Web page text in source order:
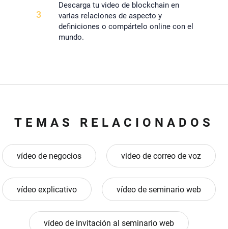
3
Descarga tu video de blockchain en
varias relaciones de aspecto y
definiciones o compártelo online con el
mundo.
TEMAS RELACIONADOS
vídeo de negocios video de correo de voz
vídeo explicativo vídeo de seminario web
vídeo de invitación al seminario web